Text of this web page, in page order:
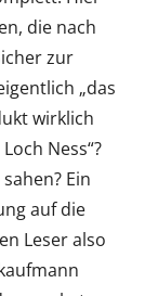
die nach
zur
„das
wirklich
Ness“?
Ein
auf die
Leser also